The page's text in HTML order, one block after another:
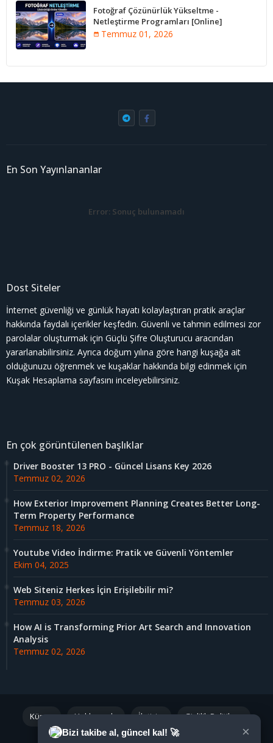
Fotoğraf Çözünürlük Yükseltme -
Netleştirme Programları [Online]
Temmuz 01, 2026
En Son Yayınlananlar
Error: Sonuç bulunamadı
Dost Siteler
İnternet güvenliği ve günlük hayatı kolaylaştıran pratik araçlar
hakkında faydalı içerikler keşfedin. Güvenli ve tahmin edilmesi zor
parolalar oluşturmak için Güçlü Şifre Oluşturucu aracından
yararlanabilirsiniz. Ayrıca doğum yılına göre hangi kuşağa ait
olduğunuzu öğrenmek ve kuşaklar hakkında bilgi edinmek için
Kuşak Hesaplama sayfasını inceleyebilirsiniz.
Bizi takibe al, güncel kal! 🚀 ×
En çok görüntülenen başlıklar
Driver Booster 13 PRO - Güncel Lisans Key 2026
Temmuz 02, 2026
How Exterior Improvement Planning Creates Better Long-
Term Property Performance
Temmuz 18, 2026
Youtube Video İndirme: Pratik ve Güvenli Yöntemler
Ekim 04, 2025
Web Siteniz Herkes İçin Erişilebilir mi?
Temmuz 03, 2026
How AI is Transforming Prior Art Search and Innovation
Analysis
Temmuz 02, 2026
Künye Hakkımızda İletişim Gizlilik Politikası